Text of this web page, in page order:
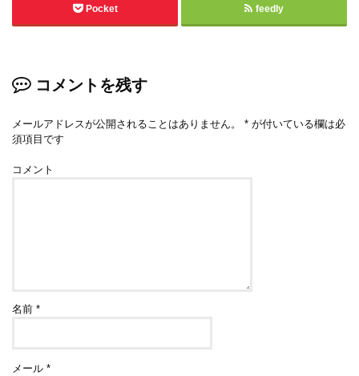
Pocket feedly
コメントを残す
メールアドレスが公開されることはありません。 * が付いている欄は必
須項目です
コメント
名前*
メール*